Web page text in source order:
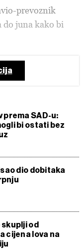
prevoznik
do juna kako bi
SAD-u:
bi ostati bez
dio dobitaka
od
cijena lova na